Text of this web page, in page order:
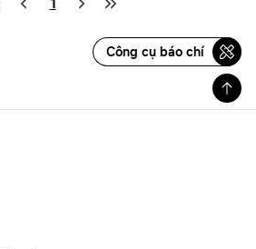
Công cụ báo chí